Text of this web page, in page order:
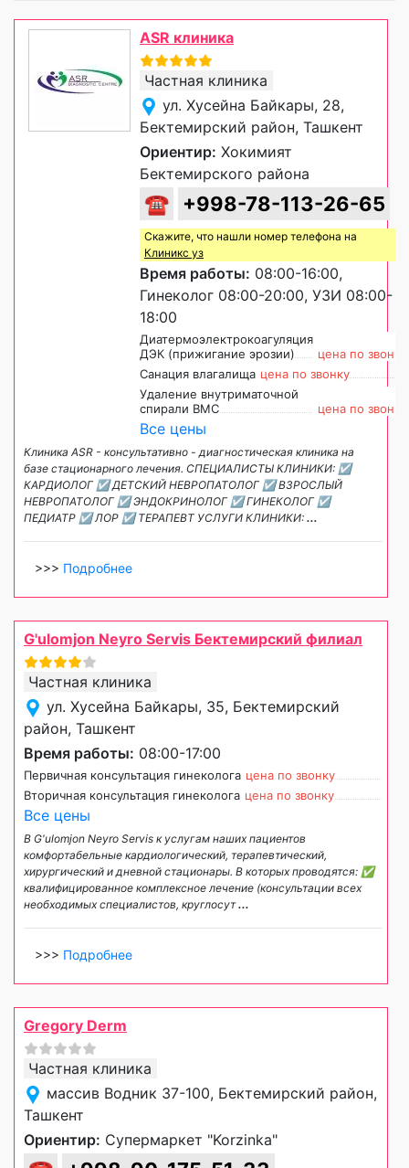
ASR клиника
Частная клиника
ул. Хусейна Байкары, 28,
Бектемирский район, Ташкент
Ориентир: Хокимият
Бектемирского района
☎ +998-78-113-26-65
Скажите, что нашли номер телефона на
Клиникс уз
Время работы: 08:00-16:00,
Гинеколог 08:00-20:00, УЗИ 08:00-
18:00
Диатермоэлектрокоагуляция
ДЭК (прижигание эрозии)
цена по звонку
Санация влагалища цена по звонку
Удаление внутриматочной
спирали ВМС
цена по звонку
Все цены
Клиника ASR - консультативно - диагностическая клиника на
базе стационарного лечения. СПЕЦИАЛИСТЫ КЛИНИКИ: ☑
КАРДИОЛОГ ☑ ДЕТСКИЙ НЕВРОПАТОЛОГ ☑ ВЗРОСЛЫЙ
НЕВРОПАТОЛОГ ☑ ЭНДОКРИНОЛОГ ☑ ГИНЕКОЛОГ ☑
ПЕДИАТР ☑ ЛОР ☑ ТЕРАПЕВТ УСЛУГИ КЛИНИКИ: ...
>>> Подробнее
G'ulomjon Neyro Servis Бектемирский филиал
Частная клиника
ул. Хусейна Байкары, 35, Бектемирский
район, Ташкент
Время работы: 08:00-17:00
Первичная консультация гинеколога цена по звонку
Вторичная консультация гинеколога цена по звонку
Все цены
В G'ulomjon Neyro Servis к услугам наших пациентов
комфортабельные кардиологический, терапевтический,
хирургический и дневной стационары. В которых проводятся: ✅
квалифицированное комплексное лечение (консультации всех
необходимых специалистов, круглосут...
>>> Подробнее
Gregory Derm
Частная клиника
массив Водник 37-100, Бектемирский район,
Ташкент
Ориентир: Супермаркет "Korzinka"